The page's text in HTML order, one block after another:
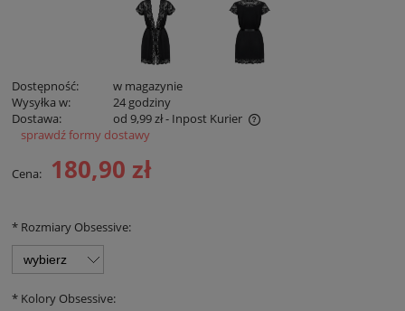
Dostępność:
w magazynie
Wysyłka w:
24 godziny
Dostawa:
od 9,99 zł- Inpost Kurier
Cena zawiera koszty płatności online
sprawdź formy dostawy
Cena: 180,90 zł
* Rozmiary Obsessive:
* Kolory Obsessive: